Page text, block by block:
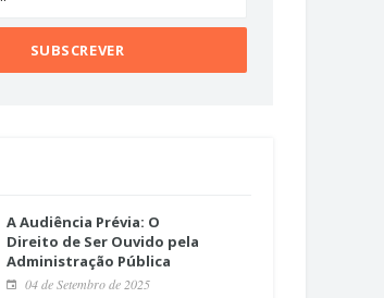
A Audiência Prévia: O
Direito de Ser Ouvido pela
Administração Pública
04 de Setembro de 2025